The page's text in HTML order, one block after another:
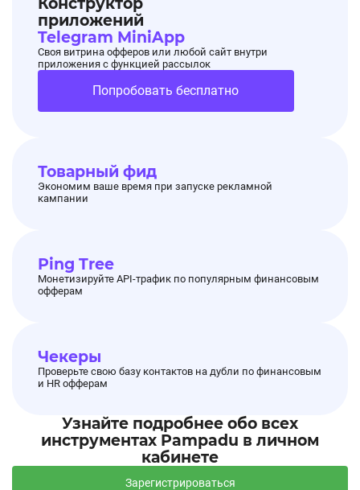
приложений
Telegram MiniApp
Своя витрина офферов или любой сайт внутри
приложения с функцией рассылок
Попробовать бесплатно
Товарный фид
Экономим ваше время при запуске рекламной
кампании
Ping Tree
Монетизируйте API-трафик по популярным финансовым
офферам
Чекеры
Проверьте свою базу контактов на дубли по финансовым
и HR офферам
Узнайте подробнее обо всех
инструментах Pampadu в личном
кабинете
Зарегистрироваться